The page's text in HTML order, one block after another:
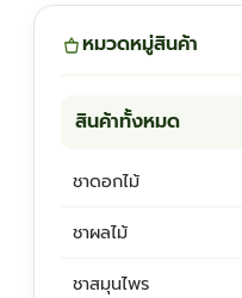
หมวดหมู่สินค้า
สินค้าทั้งหมด
ชาดอกไม้
ชาผลไม้
ชาสมุนไพร